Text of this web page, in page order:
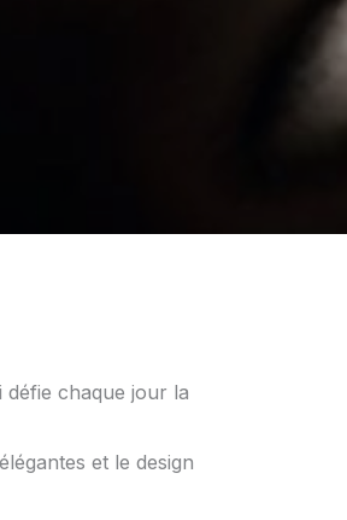
chaque jour la
et le design